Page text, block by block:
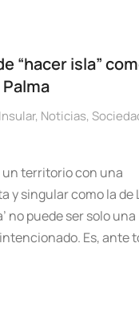
“hacer isla”
, Noticias,
un territorio con una
y singular como la de
no puede ser solo una
Es, ante